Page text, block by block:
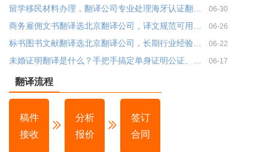
06-30
06-26
06-22
06-17
翻译流程
稿件
接收
分析
报价
签订
合同